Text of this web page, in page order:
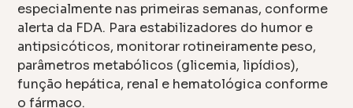
especialmente nas primeiras semanas, conforme
alerta da FDA. Para estabilizadores do humor e
antipsicóticos, monitorar rotineiramente peso,
parâmetros metabólicos (glicemia, lipídios),
função hepática, renal e hematológica conforme
o fármaco.